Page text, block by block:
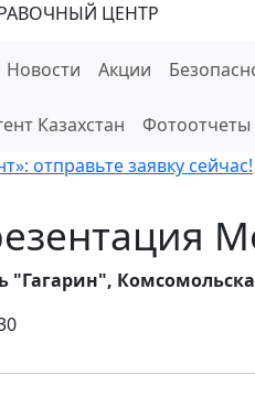
ЦЕНТР
Новости Акции
Казахстан Фотоотчеты
отправьте заявку сейчас!